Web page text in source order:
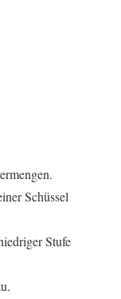
Schüssel
Stufe